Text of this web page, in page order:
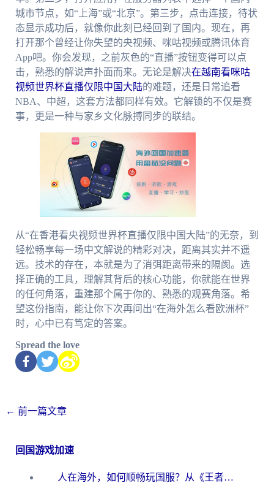
城市节点，如“上海”或“北京”。第三步，点击连接，待状
态显示成功后，就像你此刻已经回到了国内。现在，再
打开那个曾经让你失望的央视频、咪咕视频或腾讯体育
App吧。你会发现，之前灰色的“直播”按钮变得可以点
击，熟悉的解说声扑面而来。无论是解决在越南看咪咕
视频世界杯直播仅限中国大陆的难题，还是日常追看
NBA、中超，这套方法都同样有效。它解锁的不仅是赛
事，更是一种与家乡文化脉搏同步的联结。
从“在香港看央视频世界杯直播仅限中国大陆”的无奈，到
轻松畅享每一场中文解说的精彩对决，距离其实并不遥
远。技术的存在，本就是为了消弭距离带来的隔阂。选
择正确的工具，理解其背后的核心功能，你就能在世界
的任何角落，重建那个属于你的、熟悉的观赛角落。希
望这份指南，能让你下次再问出“在海外怎么看欧洲杯”
时，心中已有笃定的答案。
Spread the love
← 前一篇文章
回国游戏加速
人在海外，如何顺畅玩国服？从《王者荣耀》到《云图计划》的加速器终极指南